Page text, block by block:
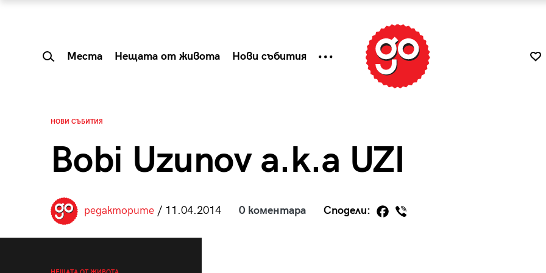
Места Нещата от живота Нови събития
НОВИ СЪБИТИЯ
Bobi Uzunov a.k.a UZI
редакторите/ 11.04.2014 0 коментара Сподели: